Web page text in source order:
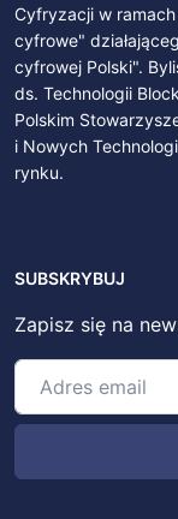
Cyfryzacji w
cyfrowe"
cyfrowej Polski".
ds. Technologii
Polskim
i Nowych
rynku.
SUBSKRYBUJ
Zapisz się na